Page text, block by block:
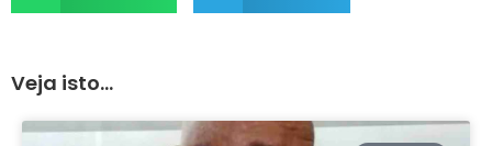
Veja isto...